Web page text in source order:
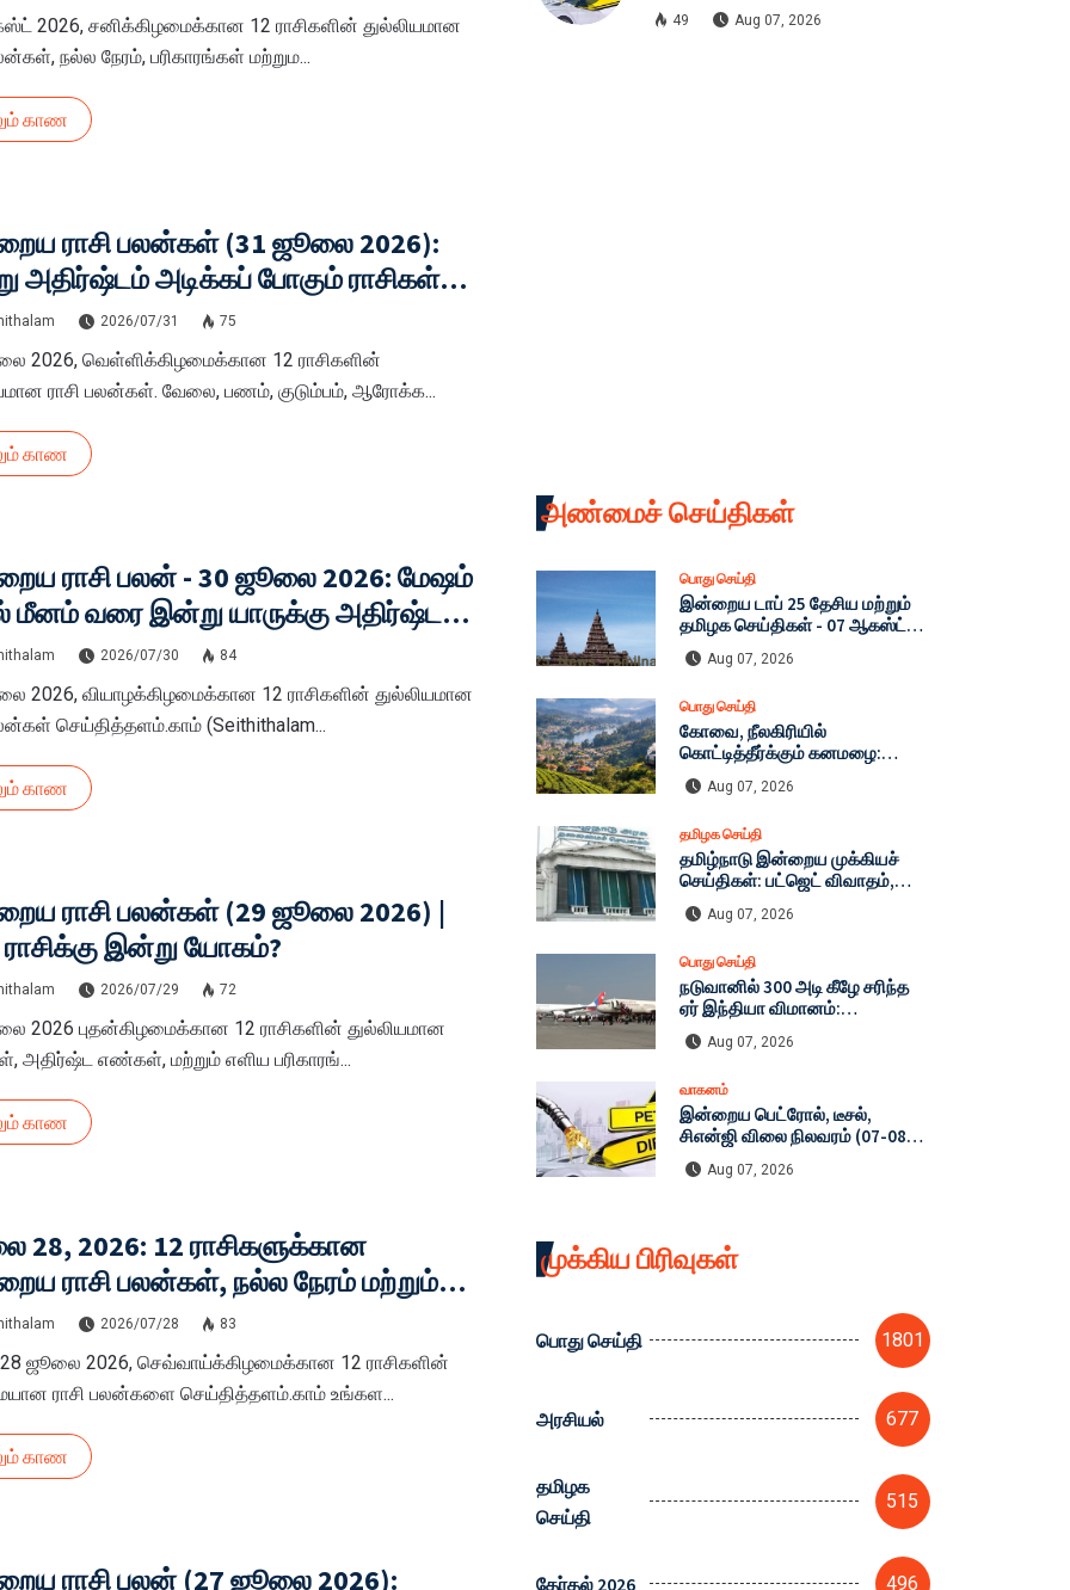
2026, சனிக்கிழமைக்கான 12 ராசிகளின் துல்லியமான
நல்ல நேரம், பரிகாரங்கள் மற்றும...
காண
ராசி பலன்கள் (31 ஜூலை 2026):
அதிர்ஷ்டம் அடிக்கப் போகும் ராசிகள்
மேஷம் முதல் மீனம் வரை முழு விவரம்!
2026/07/31 75
2026, வெள்ளிக்கிழமைக்கான 12 ராசிகளின்
ராசி பலன்கள். வேலை, பணம், குடும்பம், ஆரோக்க...
காண
ராசி பலன் - 30 ஜூலை 2026: மேஷம்
மீனம் வரை இன்று யாருக்கு அதிர்ஷ்டம்?
விவரம்!
2026/07/30 84
2026, வியாழக்கிழமைக்கான 12 ராசிகளின் துல்லியமான
செய்தித்தளம்.காம் (Seithithalam...
காண
ராசி பலன்கள் (29 ஜூலை 2026) |
இன்று யோகம்?
2026/07/29 72
2026 புதன்கிழமைக்கான 12 ராசிகளின் துல்லியமான
அதிர்ஷ்ட எண்கள், மற்றும் எளிய பரிகாரங்...
காண
28, 2026: 12 ராசிகளுக்கான
ராசி பலன்கள், நல்ல நேரம் மற்றும்
பரிகாரங்கள்
2026/07/28 83
ஜூலை 2026, செவ்வாய்க்கிழமைக்கான 12 ராசிகளின்
ராசி பலன்களை செய்தித்தளம்.காம் உங்கள...
காண
ராசி பலன் (27 ஜூலை 2026):
49 Aug 07, 2026
அண்மைச் செய்திகள்
பொது செய்தி
இன்றைய டாப் 25 தேசிய மற்றும்
தமிழக செய்திகள் - 07 ஆகஸ்ட்
2026
Aug 07, 2026
பொது செய்தி
கோவை, நீலகிரியில்
கொட்டித்தீர்க்கும் கனமழை:
சுற்றுலாப் பயணிகளுக்கு அவசர
எச்சரிக்கை! நிலச்சரிவு
தீவிரமாக்கம்!
Aug 07, 2026
தமிழக செய்தி
தமிழ்நாடு இன்றைய முக்கியச்
செய்திகள்: பட்ஜெட் விவாதம்,
காவிரி போராட்டம் முதல் டாப் 25
தலைப்புகள்!
Aug 07, 2026
பொது செய்தி
நடுவானில் 300 அடி கீழே சரிந்த
ஏர் இந்தியா விமானம்:
மேற்கூரையில் மோதிய பயணிகள்
- பதறவைக்கும் முழு விவரம்
Aug 07, 2026
வாகனம்
இன்றைய பெட்ரோல், டீசல்,
சிஎன்ஜி விலை நிலவரம் (07-08-
2026)
Aug 07, 2026
முக்கிய பிரிவுகள்
பொது செய்தி 1801
அரசியல் 677
தமிழக
செய்தி
515
தேர்தல் 2026 496